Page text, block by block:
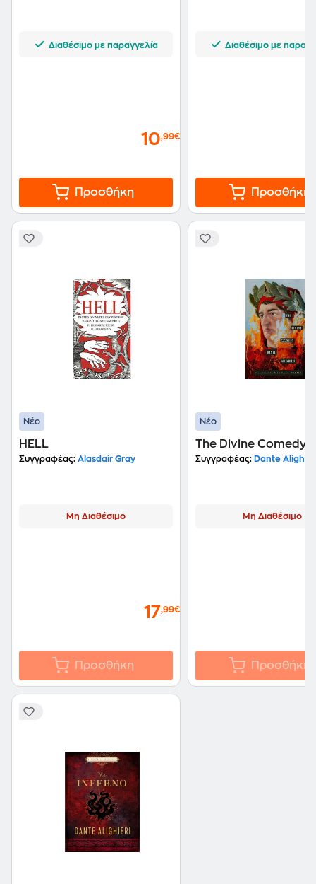
Διαθέσιμο με παραγγελία
10,99€
Προσθήκη
Διαθέσιμο με
Προσθήκη
Νέο
HELL
Συγγραφέας: Alasdair Gray
Μη Διαθέσιμο
17,99€
Προσθήκη
Νέο
The Divine Comedy
Συγγραφέας: Dante
Μη Διαθέσιμο
Προσθήκη